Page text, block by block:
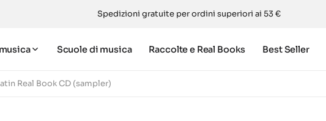
Spedizioni gratuite per ordini superiori ai 53 €
Scuole di musica Raccolte e Real Books Best Seller
Real Book CD (sampler)